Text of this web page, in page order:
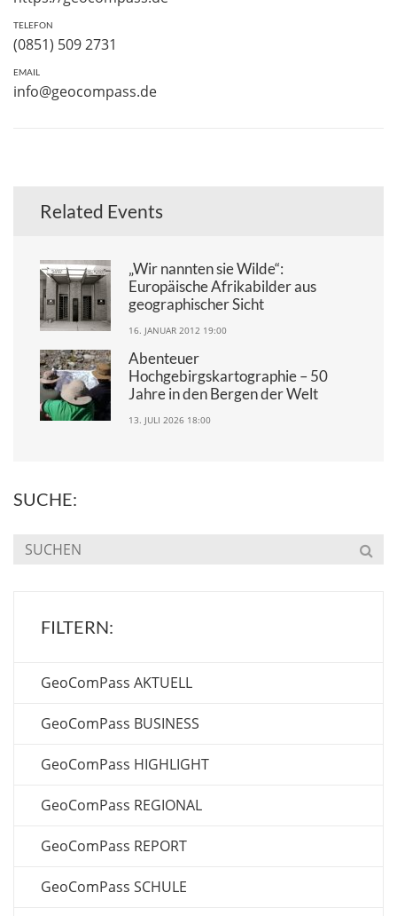
TELEFON
(0851) 509 2731
EMAIL
info@geocompass.de
Related Events
„Wir nannten sie Wilde“:
Europäische Afrikabilder aus
geographischer Sicht
16. JANUAR 2012 19:00
Abenteuer
Hochgebirgskartographie – 50
Jahre in den Bergen der Welt
13. JULI 2026 18:00
SUCHE:
FILTERN:
GeoComPass AKTUELL
GeoComPass BUSINESS
GeoComPass HIGHLIGHT
GeoComPass REGIONAL
GeoComPass REPORT
GeoComPass SCHULE